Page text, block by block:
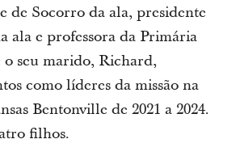
de Socorro da ala, presidente
ala e professora da Primária
o seu marido, Richard,
como líderes da missão na
Bentonville de 2021 a 2024.
filhos.